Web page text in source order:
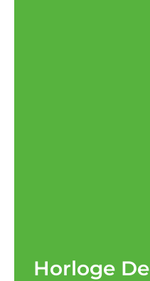
Horloge